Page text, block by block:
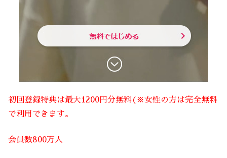
初回登録特典は最大1200円分無料(※女性の方は完全無料
で利用できます。
会員数800万人